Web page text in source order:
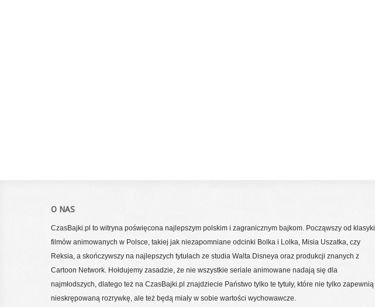
O NAS
CzasBajki.pl to witryna poświęcona najlepszym polskim i zagranicznym bajkom. Począwszy od klasyki
filmów animowanych w Polsce, takiej jak niezapomniane odcinki Bolka i Lolka, Misia Uszatka, czy
Reksia, a skończywszy na najlepszych tytułach ze studia Walta Disneya oraz produkcji znanych z
Cartoon Network. Hołdujemy zasadzie, że nie wszystkie seriale animowane nadają się dla
najmłodszych, dlatego też na CzasBajki.pl znajdziecie Państwo tylko te tytuły, które nie tylko zapewnią
nieskrępowaną rozrywkę, ale też będą miały w sobie wartości wychowawcze.